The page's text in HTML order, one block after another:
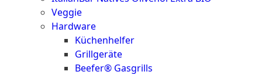
Veggie
Hardware
Küchenhelfer
Grillgeräte
Beefer® Gasgrills